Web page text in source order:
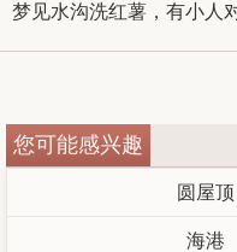
梦见水沟洗红薯，有小人
您可能感兴趣
圆屋顶
海港